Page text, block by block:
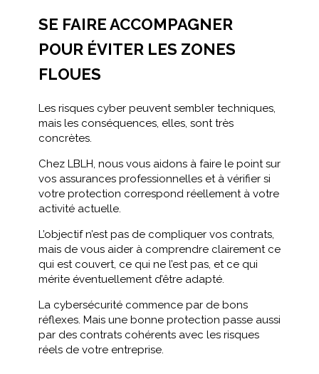
SE FAIRE ACCOMPAGNER
POUR ÉVITER LES ZONES
FLOUES
Les risques cyber peuvent sembler techniques,
mais les conséquences, elles, sont très
concrètes.
Chez LBLH, nous vous aidons à faire le point sur
vos assurances professionnelles et à vérifier si
votre protection correspond réellement à votre
activité actuelle.
L’objectif n’est pas de compliquer vos contrats,
mais de vous aider à comprendre clairement ce
qui est couvert, ce qui ne l’est pas, et ce qui
mérite éventuellement d’être adapté.
La cybersécurité commence par de bons
réflexes. Mais une bonne protection passe aussi
par des contrats cohérents avec les risques
réels de votre entreprise.